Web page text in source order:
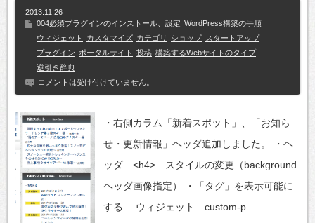
2013.11.26
004必須プラグインのインストール、設定 WordPress構築の手順
ウィジェット
カスタマイズ カテゴリ ショップ スタートアップ
プラグイン ポータルサイト 投稿 構築するWebサイトのタイプ
逆引き辞典
コメントは受け付けていません。
・右側カラム「新着スポット」、「お知ら
せ・更新情報」ヘッダ追加しました。 ・ヘ
ッダ <h4> スタイルの変更（background
ヘッダ画像指定） ・「タグ」を表示可能に
する ウィジェット custom-p…